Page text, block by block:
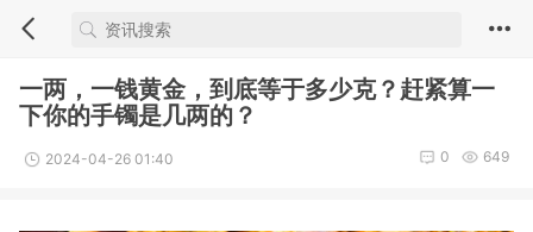
一两，一钱黄金，到底等于多少克？赶紧算一
下你的手镯是几两的？
2024-04-26 01:40 649
0